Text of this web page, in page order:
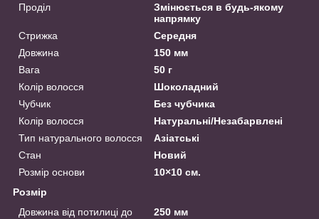
Проділ
Змінюється в будь-якому
напрямку
Стрижка
Середня
Довжина
150 мм
Вага
50 г
Колір волосся
Шоколадний
Чубчик
Без чубчика
Колір волосся
Натуральні/Незабарвлені
Тип натурального волосся
Азіатські
Стан
Новий
Розмір основи
10×10 см.
Розмір
Довжина від потилиці до
250 мм